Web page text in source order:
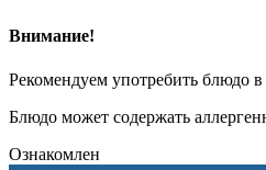
Внимание!
Рекомендуем употребить блюдо
Блюдо может содержать
Ознакомлен